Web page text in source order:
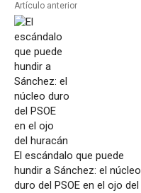
Artículo anterior
El escándalo que puede
hundir a Sánchez: el núcleo
duro del PSOE en el ojo del